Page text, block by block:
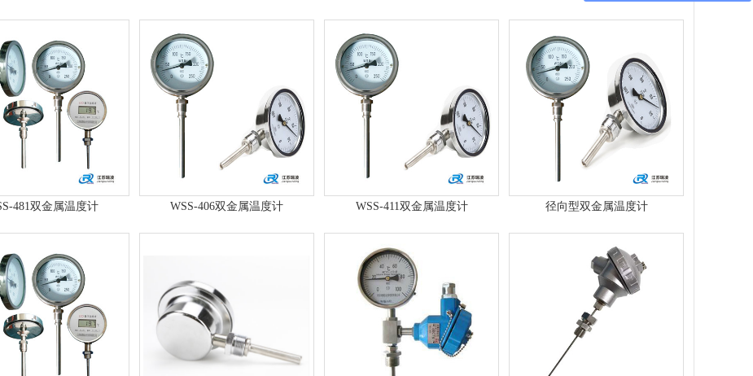
481双金属温度计 WSS-406双金属温度计 WSS-411双金属温度计 径向型双金属温度计